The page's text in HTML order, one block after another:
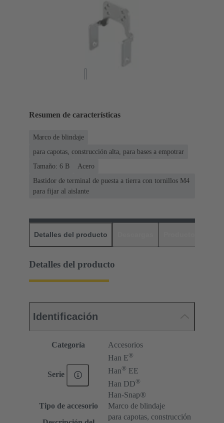
Resumen de características
Marco de blindaje
para capotas, construcción alta, para bases a empotrar
Tamaño: 6 B
Acero
Bastidor de terminal de puesta a tierra con tornillos M4
para fijar al aislante
Detalles del producto
Detalles del producto
Identificación
Categoría Accesorios
Serie
Han E®
Han® EE
Han DD®
Han-Snap®
Tipo de accesorio
Marco de blindaje
para capotas, construcción